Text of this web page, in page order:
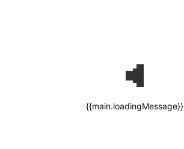
{{main.loadingMessage}}